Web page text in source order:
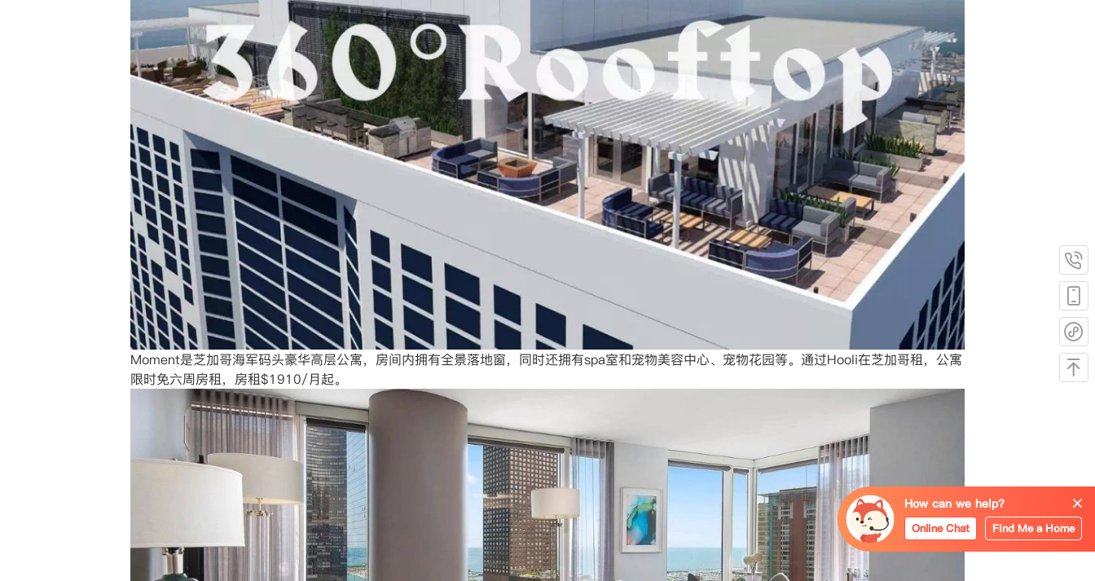
Moment是芝加哥海军码头豪华高层公寓，房间内拥有全景落地窗，同时还拥有spa室和宠物美容中心、宠物花园等。通过Hooli在芝加哥租，公寓
限时免六周房租，房租$1910/月起。
How can we help?
Online Chat Find Me a Home